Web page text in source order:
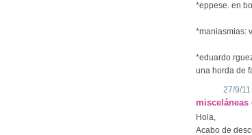
*eppese. en
*maniasmias:
*eduardo
una horda de
27/9/
misceláneas
Hola,
Acabo de